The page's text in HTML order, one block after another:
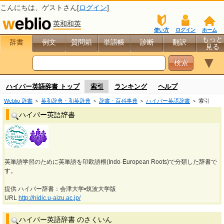
こんにちは、 ゲスト さん[ログイン]
英和和英
ホーム
ログイン
使い方
辞書 例文 質問箱 単語帳 診断 翻訳
もっと
見る
▼
ハイパー英語辞書 トップ 索引 ランキング ヘルプ
Weblio 辞書 ＞ 英和辞典・和英辞典 ＞ 辞書・百科事典 ＞ ハイパー英語辞書 ＞ 索引
ハイパー英語辞書
英単語学習のために英単語を印欧語根(Indo-European Roots)で分類した辞書で
す。
提供 ハイパー辞書：会津大学•筑波大学版
URL http://hidic.u-aizu.ac.jp/
ハイパー英語辞書 のさくいん